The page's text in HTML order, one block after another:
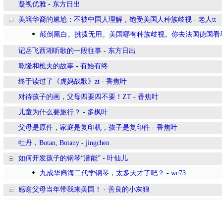
凝视优雅 - 东方日出
美籍华裔的尴尬：不被中国人理解，饱受美国人种族歧视 - 老人tt
颠倒黑白。挑拨无用。美国哪有种族歧视。你去法国德国看
记岳飞西湖听歌的一段往事 - 东方日出
乾隆和樵夫的故事 - 有始有终
终于读过了《虎妈战歌》zt - 香焦叶
对待孩子的画，父母四要四不要！ZT - 香焦叶
儿童为什么要旅行？ - 多枫叶
父母是原件，家庭是复印机，孩子是复印件 - 香焦叶
牡丹，Botan, Botany - jingchen
如何开发孩子的钢琴“潜能” - 叶仙儿
九成华裔海二代学钢琴，太多天才了吧？ - wc73
感谢父母当年带我来美国！ - 善良的小灰狼